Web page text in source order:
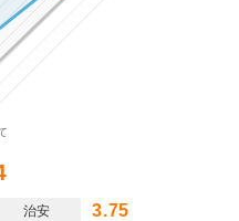
治安 3.75